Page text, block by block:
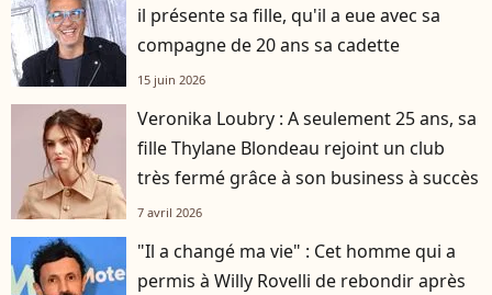
il présente sa fille, qu'il a eue avec sa
compagne de 20 ans sa cadette
15 juin 2026
Veronika Loubry : A seulement 25 ans, sa
fille Thylane Blondeau rejoint un club
très fermé grâce à son business à succès
7 avril 2026
"Il a changé ma vie" : Cet homme qui a
permis à Willy Rovelli de rebondir après